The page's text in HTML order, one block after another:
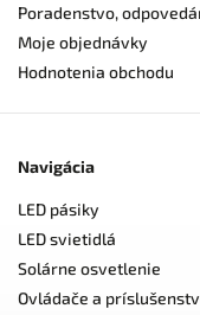
Poradenstvo,
Moje objednávky
Hodnotenia obchodu
Navigácia
LED pásiky
LED svietidlá
Solárne osvetlenie
Ovládače a